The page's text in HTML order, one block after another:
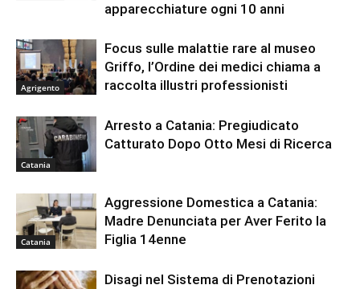
apparecchiature ogni 10 anni
Agrigento
Focus sulle malattie rare al museo
Griffo, l’Ordine dei medici chiama a
raccolta illustri professionisti
Catania
Arresto a Catania: Pregiudicato
Catturato Dopo Otto Mesi di Ricerca
Catania
Aggressione Domestica a Catania:
Madre Denunciata per Aver Ferito la
Figlia 14enne
Disagi nel Sistema di Prenotazioni